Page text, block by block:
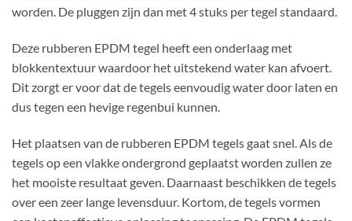
worden. De pluggen zijn dan met 4 stuks per tegel standaard.
Deze rubberen EPDM tegel heeft een onderlaag met
blokkentextuur waardoor het uitstekend water kan afvoert.
Dit zorgt er voor dat de tegels eenvoudig water door laten en
dus tegen een hevige regenbui kunnen.
Het plaatsen van de rubberen EPDM tegels gaat snel. Als de
tegels op een vlakke ondergrond geplaatst worden zullen ze
het mooiste resultaat geven. Daarnaast beschikken de tegels
over een zeer lange levensduur. Kortom, de tegels vormen